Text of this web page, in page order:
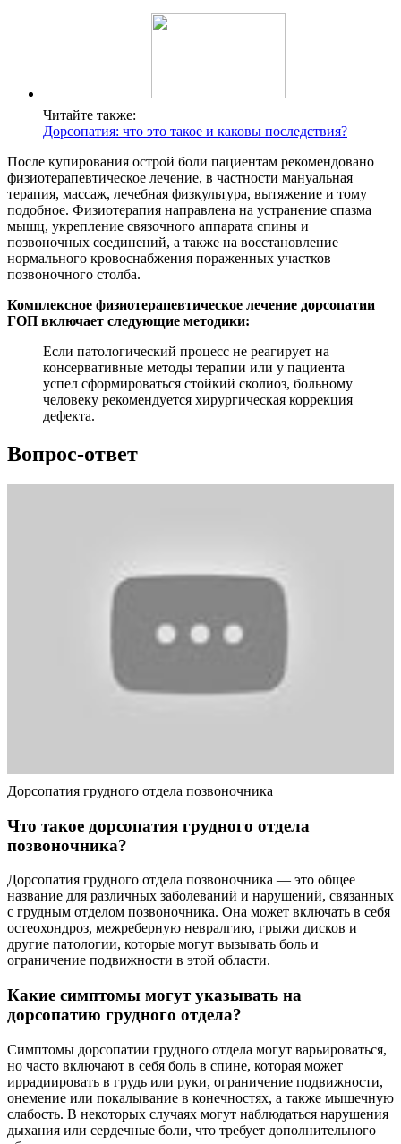
Читайте также:
Дорсопатия: что это такое и каковы последствия?
После купирования острой боли пациентам рекомендовано
физиотерапевтическое лечение, в частности мануальная
терапия, массаж, лечебная физкультура, вытяжение и тому
подобное. Физиотерапия направлена на устранение спазма
мышц, укрепление связочного аппарата спины и
позвоночных соединений, а также на восстановление
нормального кровоснабжения пораженных участков
позвоночного столба.
Комплексное физиотерапевтическое лечение дорсопатии
ГОП включает следующие методики:
Если патологический процесс не реагирует на
консервативные методы терапии или у пациента
успел сформироваться стойкий сколиоз, больному
человеку рекомендуется хирургическая коррекция
дефекта.
Вопрос-ответ
Дорсопатия грудного отдела позвоночника
Что такое дорсопатия грудного отдела
позвоночника?
Дорсопатия грудного отдела позвоночника — это общее
название для различных заболеваний и нарушений, связанных
с грудным отделом позвоночника. Она может включать в себя
остеохондроз, межреберную невралгию, грыжи дисков и
другие патологии, которые могут вызывать боль и
ограничение подвижности в этой области.
Какие симптомы могут указывать на
дорсопатию грудного отдела?
Симптомы дорсопатии грудного отдела могут варьироваться,
но часто включают в себя боль в спине, которая может
иррадиировать в грудь или руки, ограничение подвижности,
онемение или покалывание в конечностях, а также мышечную
слабость. В некоторых случаях могут наблюдаться нарушения
дыхания или сердечные боли, что требует дополнительного